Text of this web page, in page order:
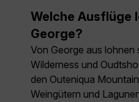
Welche Ausflüge
George?
Von George aus
Wilderness und
den Outeniqua
Weingütern und